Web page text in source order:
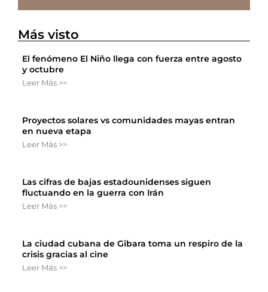
Más visto
El fenómeno El Niño llega con fuerza entre agosto
y octubre
Leer Más >>
Proyectos solares vs comunidades mayas entran
en nueva etapa
Leer Más >>
Las cifras de bajas estadounidenses siguen
fluctuando en la guerra con Irán
Leer Más >>
La ciudad cubana de Gibara toma un respiro de la
crisis gracias al cine
Leer Más >>